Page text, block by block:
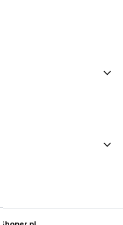
0. Zobacz